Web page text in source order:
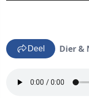
Deel Dier &